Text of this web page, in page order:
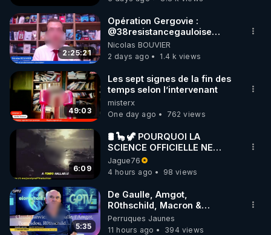
2:25:21
Opération Gergovie :
‪@38resistancegauloise‬
‪@MarionSigautOfficiel‬
‪@gladysriifard5710‬ Laëtitia
Nicolas BOUVIER
2 days ago
1.4 k views
49:03
Les sept signes de la fin des
temps selon l’intervenant
misterx
One day ago
762 views
6:09
🛢 🦕 🦖 POURQUOI LA
SCIENCE OFFICIELLE NE
CONNAÎT-ELLE PAS LA VRAIE
ORIGINE DU PÉTROLE ?
Jague76
4 hours ago
98 views
5:35
De Gaulle, Amgot,
R0thschild, Macron &
Pompidou… Macron Claude
Janvier, GPTV, 18 X 2024
Perruques Jaunes
11 hours ago
394 views